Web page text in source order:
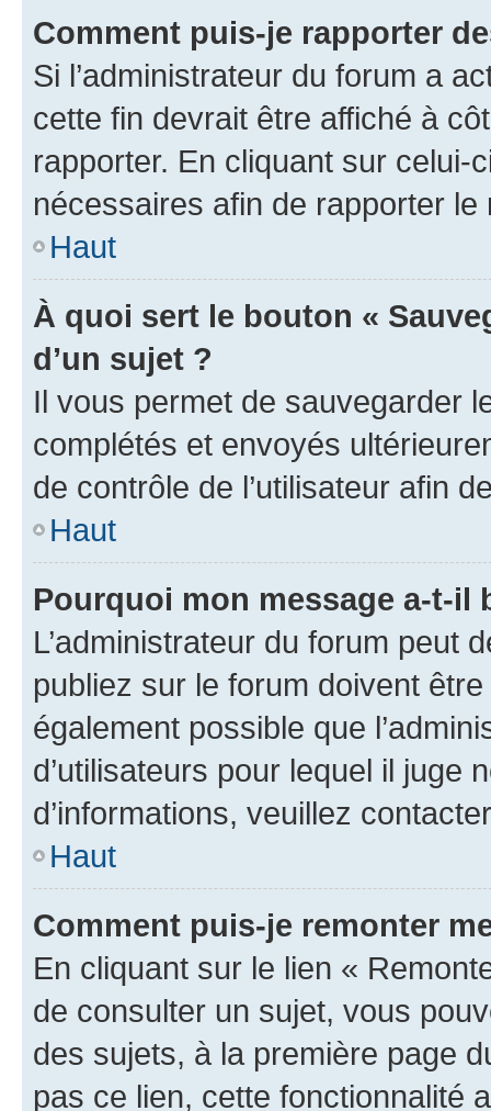
Comment puis-je rapporter
Si l’administrateur du forum a
cette fin devrait être affiché à
rapporter. En cliquant sur
nécessaires afin de rapporter le
Haut
À quoi sert le bouton «
d’un sujet ?
Il vous permet de sauvegarder
complétés et envoyés
de contrôle de l’utilisateur afin
Haut
Pourquoi mon message a-t-il
L’administrateur du forum peut
publiez sur le forum doivent
également possible que
d’utilisateurs pour lequel il juge
d’informations, veuillez
Haut
Comment puis-je remonter
En cliquant sur le lien «
de consulter un sujet, vous
des sujets, à la première page
pas ce lien, cette fonctionnalité